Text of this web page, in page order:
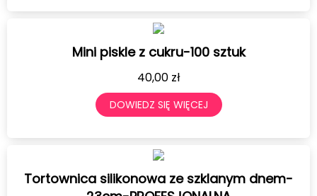
Mini piskle z cukru-100 sztuk
40,00 zł
DOWIEDZ SIĘ WIĘCEJ
Tortownica silikonowa ze szklanym dnem-